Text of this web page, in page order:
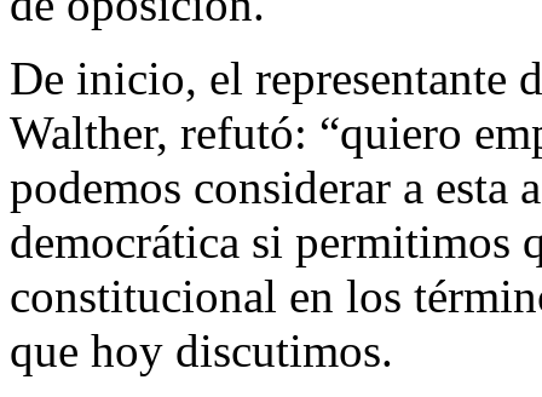
De inicio, el representante
Walther, refutó: “quiero
podemos considerar a esta
democrática si permitimos
constitucional en los
que hoy discutimos.